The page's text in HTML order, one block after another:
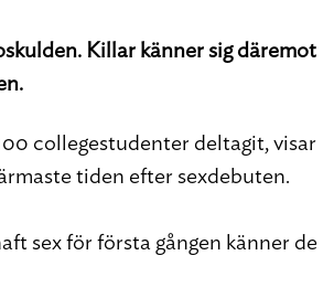
Killar känner sig däremot
collegestudenter deltagit, visar
tiden efter sexdebuten.
sex för första gången känner de